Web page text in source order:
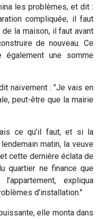
les problèmes, et dit :
compliquée, il faut
la maison, il faut avant
de nouveau. Ce
également une somme
naïvement : "Je vais en
peut-être que la mairie
ce qu’il faut, et si la
matin, la veuve
cette dernière éclata de
quartier ne finance que
expliqua
d’installation."
elle monta dans